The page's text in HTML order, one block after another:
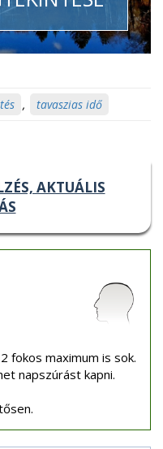
, tavaszias idő
AKTUÁLIS
fokos maximum is sok.
napszúrást kapni.